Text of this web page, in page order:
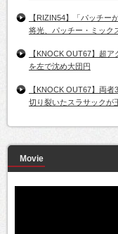
【RIZIN54】「パッチー
将光、パッチー・ミック
【KNOCK OUT67】超
を左で沈め大団円
【KNOCK OUT67】両
切り裂いたスラサックが
Movie